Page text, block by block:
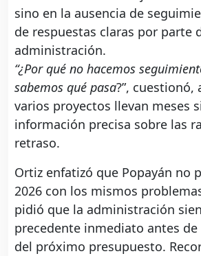
sino en la ausencia de
de respuestas claras por parte
administración.
“¿Por qué no hacemos
sabemos qué pasa?”,
varios proyectos llevan meses
información precisa sobre las
retraso.
Ortiz enfatizó que Popayán no
2026 con los mismos
pidió que la administración
precedente inmediato antes
del próximo presupuesto.